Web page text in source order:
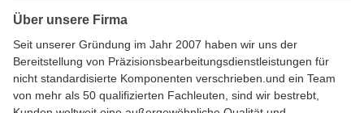
Über unsere Firma
Seit unserer Gründung im Jahr 2007 haben wir uns der
Bereitstellung von Präzisionsbearbeitungsdienstleistungen für
nicht standardisierte Komponenten verschrieben.und ein Team
von mehr als 50 qualifizierten Fachleuten, sind wir bestrebt,